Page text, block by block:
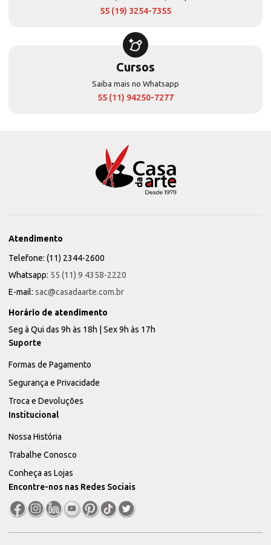
55 (19) 3254-7355
Cursos
Saiba mais no Whatsapp
55 (11) 94250-7277
Atendimento
Telefone: (11) 2344-2600
Whatsapp: 55 (11) 9 4358-2220
E-mail: sac@casadaarte.com.br
Horário de atendimento
Seg à Qui das 9h às 18h | Sex 9h às 17h
Suporte
Formas de Pagamento
Segurança e Privacidade
Troca e Devoluções
Institucional
Nossa História
Trabalhe Conosco
Conheça as Lojas
Encontre-nos nas Redes Sociais